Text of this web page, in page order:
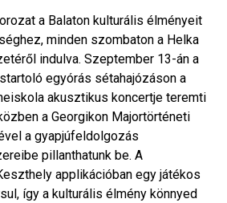
a Balaton kulturális élményeit
minden szombaton a Helka
indulva. Szeptember 13-án a
egyórás sétahajózáson a
akusztikus koncertje teremti
a Georgikon Majortörténeti
a gyapjúfeldolgozás
pillanthatunk be. A
applikációban egy játékos
így a kulturális élmény könnyed